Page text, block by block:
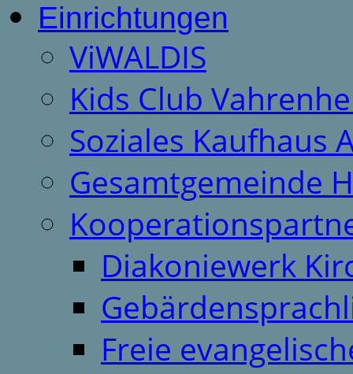
Einrichtungen
ViWALDIS
Kids Club
Soziales Kaufhaus
Gesamtgemeinde
Diakoniewerk
Freie